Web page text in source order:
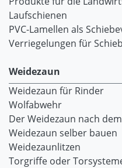
Laufschienen
PVC-Lamellen als
Verriegelungen für
Weidezaun
Weidezaun für Rinder
Wolfabwehr
Der Weidezaun nach
Weidezaun selber bauen
Weidezaunlitzen
Torgriffe oder